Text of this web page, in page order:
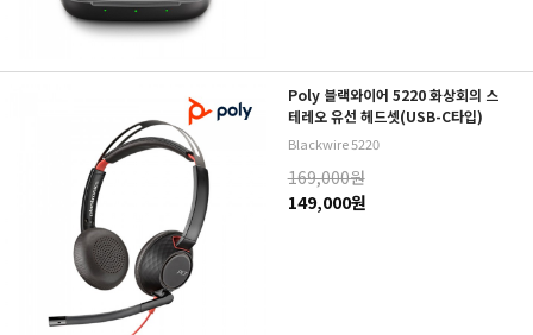
Poly 블랙와이어 5220 화상회의 스
테레오 유선 헤드셋(USB-C타입)
Blackwire 5220
169,000원
149,000원